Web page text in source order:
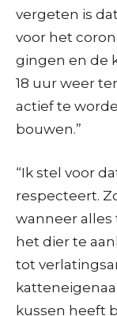
vergeten is
voor het
gingen en de
18 uur weer
actief te
bouwen.”
“Ik stel voor
respecteert.
wanneer alles
het dier te
tot
kussen heeft